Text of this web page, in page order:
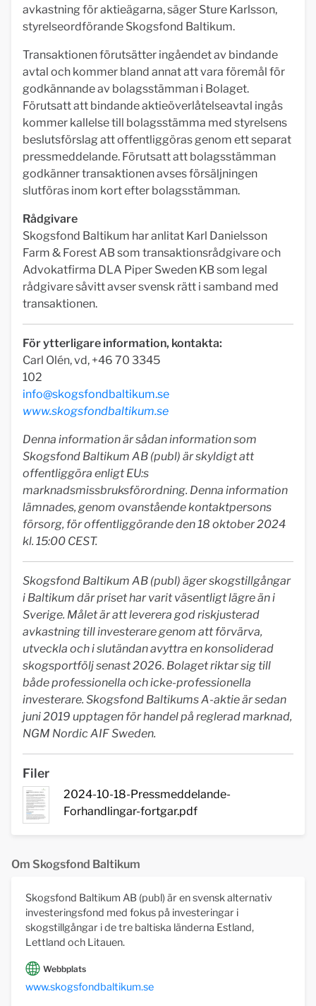
avkastning för aktieägarna, säger Sture Karlsson,
styrelseordförande Skogsfond Baltikum.
Transaktionen förutsätter ingåendet av bindande
avtal och kommer bland annat att vara föremål för
godkännande av bolagsstämman i Bolaget.
Förutsatt att bindande aktieöverlåtelseavtal ingås
kommer kallelse till bolagsstämma med styrelsens
beslutsförslag att offentliggöras genom ett separat
pressmeddelande. Förutsatt att bolagsstämman
godkänner transaktionen avses försäljningen
slutföras inom kort efter bolagsstämman.
Rådgivare
Skogsfond Baltikum har anlitat Karl Danielsson
Farm & Forest AB som transaktionsrådgivare och
Advokatfirma DLA Piper Sweden KB som legal
rådgivare såvitt avser svensk rätt i samband med
transaktionen.
För ytterligare information, kontakta:
Carl Olén, vd, +46 70 3345
102
info@skogsfondbaltikum.se
www.skogsfondbaltikum.se
Denna information är sådan information som
Skogsfond Baltikum AB (publ) är skyldigt att
offentliggöra enligt EU:s
marknadsmissbruksförordning. Denna information
lämnades, genom ovanstående kontaktpersons
försorg, för offentliggörande den 18 oktober 2024
kl. 15:00 CEST.
Skogsfond Baltikum AB (publ) äger skogstillgångar
i Baltikum där priset har varit väsentligt lägre än i
Sverige. Målet är att leverera god riskjusterad
avkastning till investerare genom att förvärva,
utveckla och i slutändan avyttra en konsoliderad
skogsportfölj senast 2026. Bolaget riktar sig till
både professionella och icke-professionella
investerare. Skogsfond Baltikums A-aktie är sedan
juni 2019 upptagen för handel på reglerad marknad,
NGM Nordic AIF Sweden.
Filer
2024-10-18-Pressmeddelande-
Forhandlingar-fortgar.pdf
Om Skogsfond Baltikum
Skogsfond Baltikum AB (publ) är en svensk alternativ
investeringsfond med fokus på investeringar i
skogstillgångar i de tre baltiska länderna Estland,
Lettland och Litauen.
Webbplats
www.skogsfondbaltikum.se